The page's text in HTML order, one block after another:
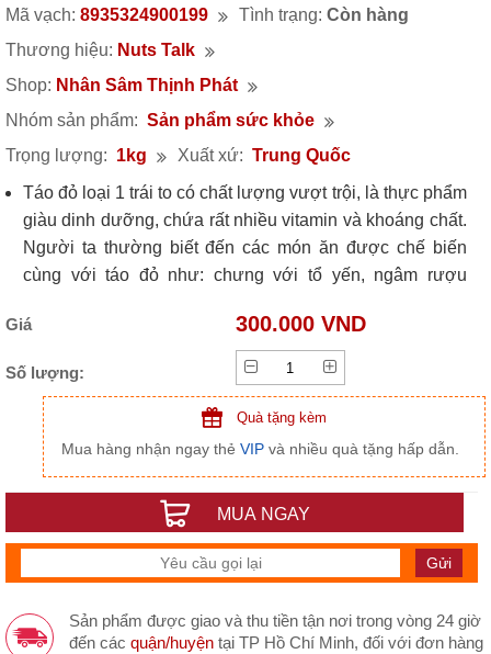
Mã vạch: 8935324900199 Tình trạng: Còn hàng
Thương hiệu: Nuts Talk
Shop: Nhân Sâm Thịnh Phát
Nhóm sản phẩm: Sản phẩm sức khỏe
Trọng lượng: 1kg Xuất xứ: Trung Quốc
Táo đỏ loại 1 trái to có chất lượng vượt trội, là thực phẩm
giàu dinh dưỡng, chứa rất nhiều vitamin và khoáng chất.
Người ta thường biết đến các món ăn được chế biến
cùng với táo đỏ như: chưng với tổ yến, ngâm rượu
trực tiếp... Và giờ đây, để có thể sử dụng táo đỏ một cách
dễ dàng hơn mà vẫn giữ được toàn bộ giá trị dinh
dưỡng.
Giá 300.000 VND
Số lượng:
Quà tặng kèm
Mua hàng nhận ngay thẻ VIP và nhiều quà tặng hấp dẫn.
MUA NGAY
Sản phẩm được giao và thu tiền tận nơi trong vòng 24 giờ
đến các quận/huyện tại TP Hồ Chí Minh, đối với đơn hàng